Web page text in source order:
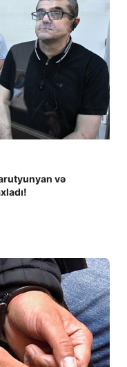
və